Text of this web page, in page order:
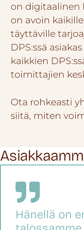
on digitaalinen
on avoin
täyttäville
DPS:ssä
kaikkien
toimittajien
Ota rohkeasti
siitä, miten
Hänellä on